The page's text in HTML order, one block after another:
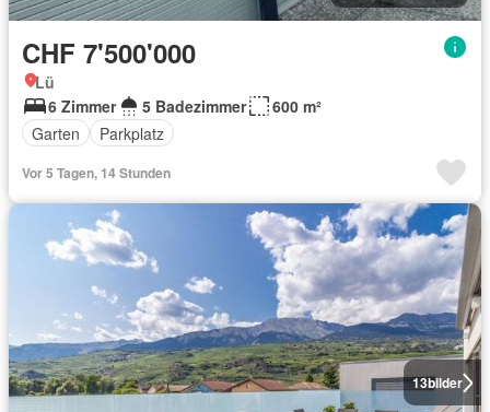
CHF 7'500'000
Lü
6 Zimmer
5 Badezimmer
600 m²
Garten
Parkplatz
Vor 5 Tagen, 14 Stunden
13bilder